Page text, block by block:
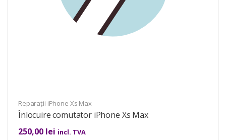
Reparații iPhone Xs Max
Înlocuire comutator iPhone Xs Max
250,00 lei incl. TVA